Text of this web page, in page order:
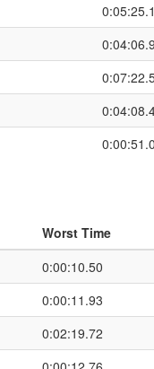
Worst Time
0:00:10.50
0:00:11.93
0:02:19.72